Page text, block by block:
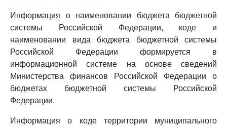
Информация о наименовании бюджета бюджетной
системы Российской Федерации, коде и
наименовании вида бюджета бюджетной системы
Российской Федерации формируется в
информационной системе на основе сведений
Министерства финансов Российской Федерации о
бюджетах бюджетной системы Российской
Федерации.
Информация о коде территории муниципального